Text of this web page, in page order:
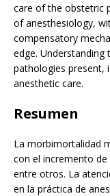
care of the obstetric
of anesthesiology,
compensatory
edge. Understanding
pathologies present,
anesthetic care.
Resumen
La morbimortalidad
con el incremento
entre otros. La
en la práctica de